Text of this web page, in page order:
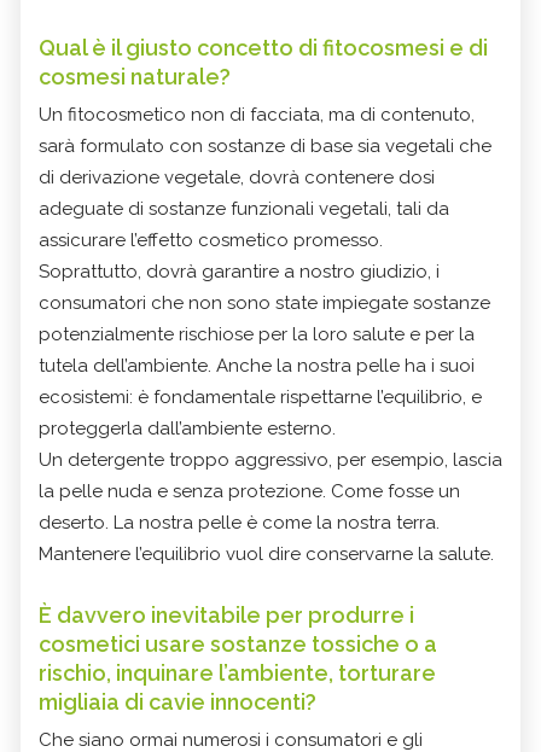
Qual è il giusto concetto di fitocosmesi e di
cosmesi naturale?
Un fitocosmetico non di facciata, ma di contenuto,
sarà formulato con sostanze di base sia vegetali che
di derivazione vegetale, dovrà contenere dosi
adeguate di sostanze funzionali vegetali, tali da
assicurare l’effetto cosmetico promesso.
Soprattutto, dovrà garantire a nostro giudizio, i
consumatori che non sono state impiegate sostanze
potenzialmente rischiose per la loro salute e per la
tutela dell’ambiente. Anche la nostra pelle ha i suoi
ecosistemi: è fondamentale rispettarne l’equilibrio, e
proteggerla dall’ambiente esterno.
Un detergente troppo aggressivo, per esempio, lascia
la pelle nuda e senza protezione. Come fosse un
deserto. La nostra pelle è come la nostra terra.
Mantenere l’equilibrio vuol dire conservarne la salute.
È davvero inevitabile per produrre i
cosmetici usare sostanze tossiche o a
rischio, inquinare l’ambiente, torturare
migliaia di cavie innocenti?
Che siano ormai numerosi i consumatori e gli